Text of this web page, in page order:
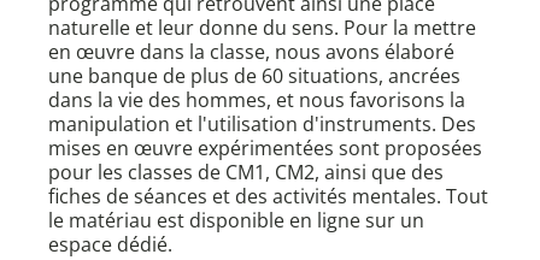
naturelle et leur donne du sens. Pour la mettre
en œuvre dans la classe, nous avons élaboré
une banque de plus de 60 situations, ancrées
dans la vie des hommes, et nous favorisons la
manipulation et l'utilisation d'instruments. Des
mises en œuvre expérimentées sont proposées
pour les classes de CM1, CM2, ainsi que des
fiches de séances et des activités mentales. Tout
le matériau est disponible en ligne sur un
espace dédié.